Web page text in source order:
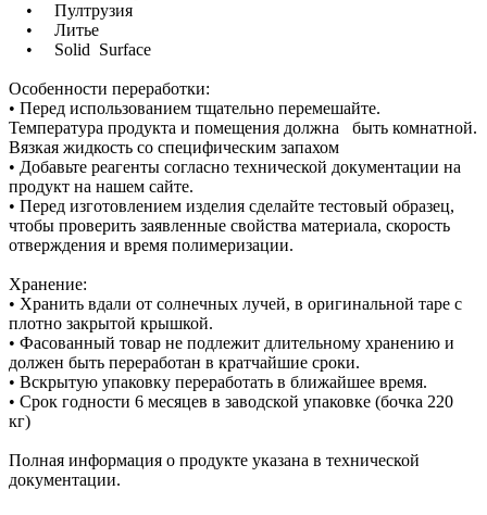
• Пултрузия
• Литье
• Solid Surface
Особенности переработки:
• Перед использованием тщательно перемешайте.
Температура продукта и помещения должна быть комнатной.
Вязкая жидкость со специфическим запахом
• Добавьте реагенты согласно технической документации на
продукт на нашем сайте.
• Перед изготовлением изделия сделайте тестовый образец,
чтобы проверить заявленные свойства материала, скорость
отверждения и время полимеризации.
Хранение:
• Хранить вдали от солнечных лучей, в оригинальной таре с
плотно закрытой крышкой.
• Фасованный товар не подлежит длительному хранению и
должен быть переработан в кратчайшие сроки.
• Вскрытую упаковку переработать в ближайшее время.
• Срок годности 6 месяцев в заводской упаковке (бочка 220
кг)
Полная информация о продукте указана в технической
документации.